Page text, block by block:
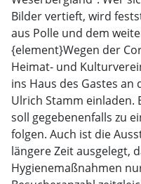
Bilder vertieft, wird
aus Polle und dem
{element}Wegen der
Heimat- und
ins Haus des Gastes
Ulrich Stamm einladen.
soll gegebenenfalls zu
folgen. Auch ist die
längere Zeit ausgelegt,
Hygienemaßnahmen